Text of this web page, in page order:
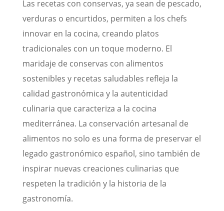
Las recetas con conservas, ya sean de pescado,
verduras o encurtidos, permiten a los chefs
innovar en la cocina, creando platos
tradicionales con un toque moderno. El
maridaje de conservas con alimentos
sostenibles y recetas saludables refleja la
calidad gastronómica y la autenticidad
culinaria que caracteriza a la cocina
mediterránea. La conservación artesanal de
alimentos no solo es una forma de preservar el
legado gastronómico español, sino también de
inspirar nuevas creaciones culinarias que
respeten la tradición y la historia de la
gastronomía.